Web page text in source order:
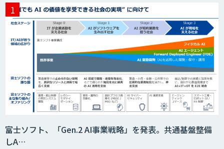
富士ソフト、「Gen.2 AI事業戦略」を発表。共通基盤整備
しA…